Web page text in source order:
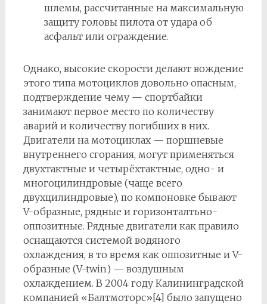
шлемы, рассчитанные на максимальную
защиту головы пилота от удара об
асфальт или ограждение.
Однако, высокие скорости делают вождение
этого типа мотоциклов довольно опасным,
подтверждение чему — спортбайки
занимают первое место по количеству
аварий и количеству погибших в них.
Двигатели на мотоциклах — поршневые
внутреннего сгорания, могут применяться
двухтактные и четырёхтактные, одно- и
многоцилиндровые (чаще всего
двухцилиндровые), по компоновке бывают
V-образные, рядные и горизонталтьно-
оппозитные. Рядные двигатели как правило
оснащаются системой водяного
охлаждения, в то время как оппозитные и V-
образные (V-twin) — воздушным
охлаждением. В 2004 году Калининградской
компанией «Балтмоторс»[4] было запущено